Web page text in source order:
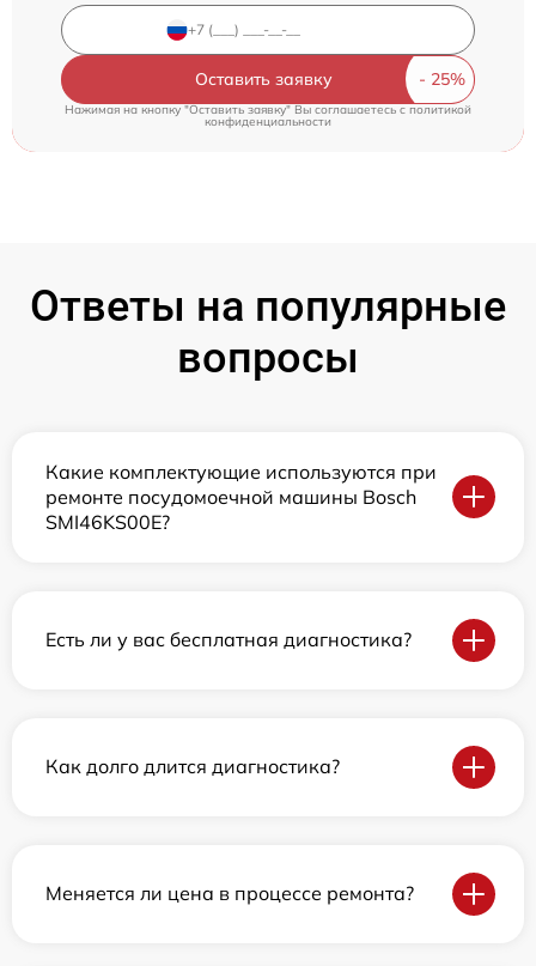
Оставить заявку
Нажимая на кнопку "Оставить заявку" Вы соглашаетесь cполитикой
конфиденциальности
Ответы на популярные
вопросы
Какие комплектующие используются при
ремонте посудомоечной машины Bosch
SMI46KS00E?
Есть ли у вас бесплатная диагностика?
Как долго длится диагностика?
Меняется ли цена в процессе ремонта?